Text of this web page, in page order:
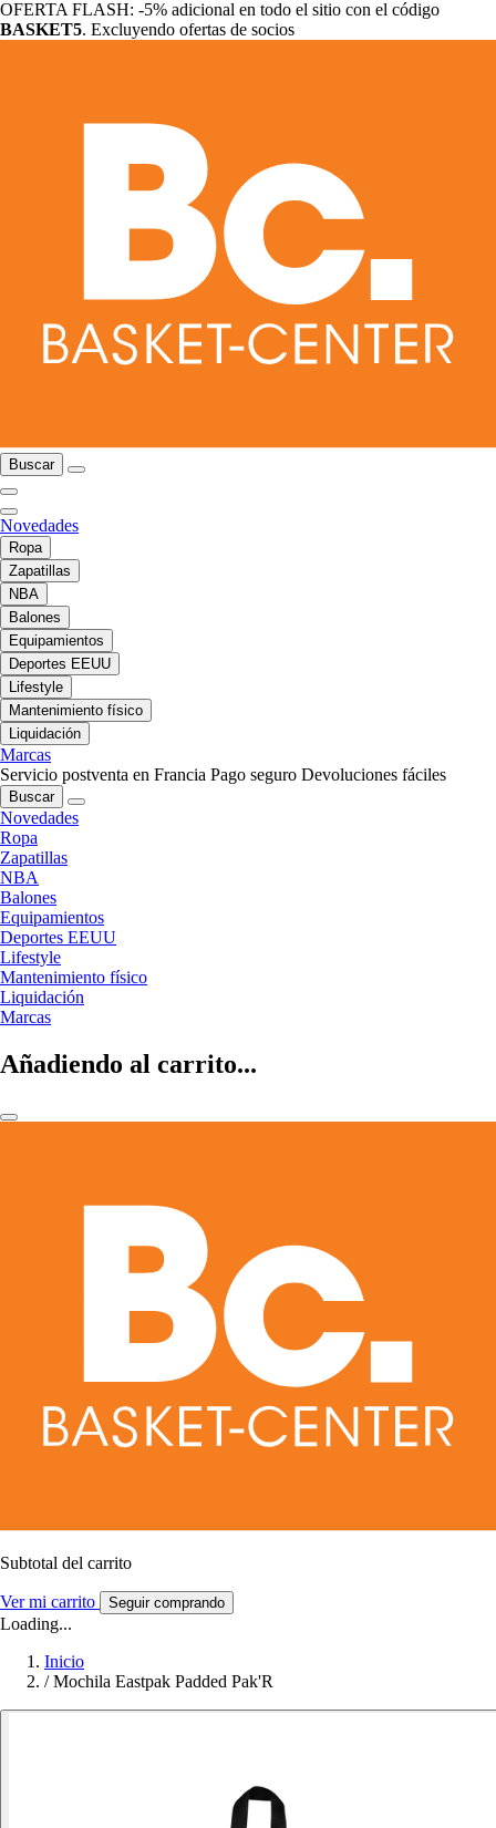
OFERTA FLASH: -5% adicional en todo el sitio con el código
BASKET5. Excluyendo ofertas de socios
Buscar
Novedades
Ropa
Zapatillas
NBA
Balones
Equipamientos
Deportes EEUU
Lifestyle
Mantenimiento físico
Liquidación
Marcas
Servicio postventa en Francia Pago seguro Devoluciones fáciles
Buscar
Novedades
Ropa
Zapatillas
NBA
Balones
Equipamientos
Deportes EEUU
Lifestyle
Mantenimiento físico
Liquidación
Marcas
Añadiendo al carrito...
Subtotal del carrito
Ver mi carrito Seguir comprando
Loading...
Inicio
/ Mochila Eastpak Padded Pak'R